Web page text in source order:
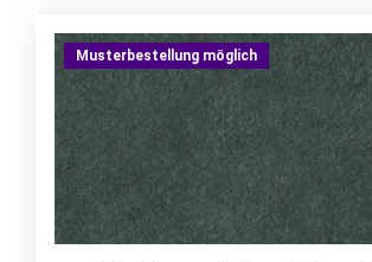
Musterbestellung möglich